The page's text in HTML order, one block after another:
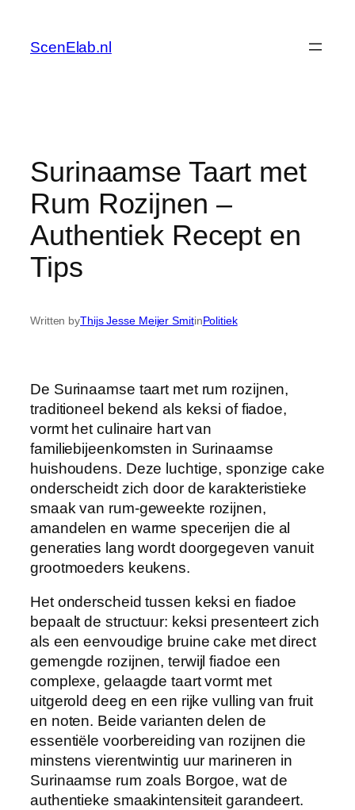
content
ScenElab.nl
Surinaamse Taart met
Rum Rozijnen –
Authentiek Recept en
Tips
Written byThijs Jesse Meijer SmitinPolitiek
De Surinaamse taart met rum rozijnen,
traditioneel bekend als keksi of fiadoe,
vormt het culinaire hart van
familiebijeenkomsten in Surinaamse
huishoudens. Deze luchtige, sponzige cake
onderscheidt zich door de karakteristieke
smaak van rum-geweekte rozijnen,
amandelen en warme specerijen die al
generaties lang wordt doorgegeven vanuit
grootmoeders keukens.
Het onderscheid tussen keksi en fiadoe
bepaalt de structuur: keksi presenteert zich
als een eenvoudige bruine cake met direct
gemengde rozijnen, terwijl fiadoe een
complexe, gelaagde taart vormt met
uitgerold deeg en een rijke vulling van fruit
en noten. Beide varianten delen de
essentiële voorbereiding van rozijnen die
minstens vierentwintig uur marineren in
Surinaamse rum zoals Borgoe, wat de
authentieke smaakintensiteit garandeert.